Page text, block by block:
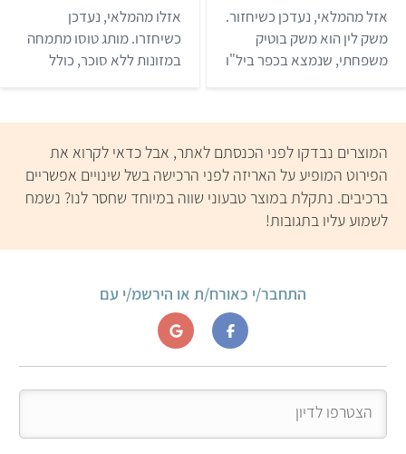
אזל מהמלאי, נעדכן כשיחזור.
משק לין הוא משק בוטיק
משפחתי, שנמצא בכפר ביל"ו
מוצרים טבעוניים רבים,
שמסומנים בתו של ויגן
פרנדלי ונמכרים לרוב בבתי
טבע ובחנות האינטרנטית של
העסק.
אזלו מהמלאי, נעדכן
כשיחזרו. מותג טוסו מתמחה
במזונות ללא סוכר, כולל
טבעוניים. את מוצרי טוסו
אפשר לקנות ברוב הסופרים
(רמי לוי, יינות ביתן, שופרסל
ועוד).
המוצרים נבדקו לפני הכנסתם לאתר, אבל כדאי לקרוא את
הפירוט המופיע על האריזה לפני הרכישה בשל שינויים אפשריים
ברכיבים. נתקלת במוצר טבעוני שווה במיוחד שחסר לנו? נשמח
לשמוע עליו בתגובות!
התחבר/י כאורח/ת או הירשמ/י עם